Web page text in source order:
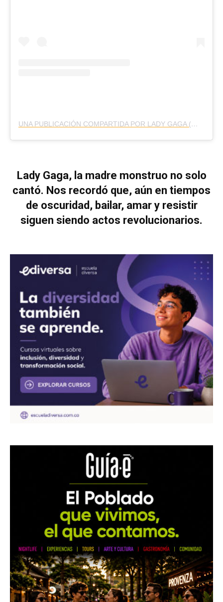
UNA PUBLICACIÓN COMPARTIDA POR LADY GAGA (@LADYGAGA)
Lady Gaga, la madre monstruo no solo
cantó. Nos recordó que, aún en tiempos
de oscuridad, bailar, amar y resistir
siguen siendo actos revolucionarios.